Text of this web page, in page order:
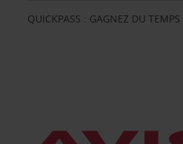
QUICKPASS : GAGNEZ DU TEMPS